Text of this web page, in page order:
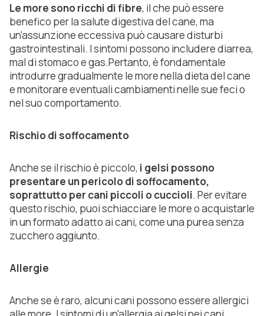
Le more sono ricchi di fibre, il che può essere
benefico per la salute digestiva del cane, ma
un'assunzione eccessiva può causare disturbi
gastrointestinali. I sintomi possono includere diarrea,
mal di stomaco e gas.Pertanto, è fondamentale
introdurre gradualmente le more nella dieta del cane
e monitorare eventuali cambiamenti nelle sue feci o
nel suo comportamento.
Rischio di soffocamento
Anche se il rischio è piccolo, i gelsi possono
presentare un pericolo di soffocamento,
soprattutto per cani piccoli o cuccioli. Per evitare
questo rischio, puoi schiacciare le more o acquistarle
in un formato adatto ai cani, come una purea senza
zucchero aggiunto.
Allergie
Anche se è raro, alcuni cani possono essere allergici